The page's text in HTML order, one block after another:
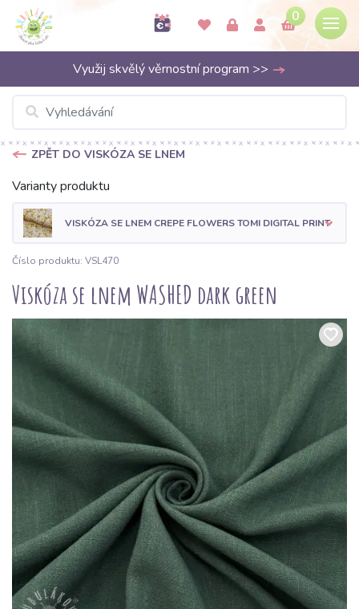
0
Využij skvělý věrnostní program >>
ZPĚT DO VISKÓZA SE LNEM
Varianty produktu
VISKÓZA SE LNEM CREPE FLOWERS TOMI DIGITAL PRINT
Číslo produktu: VSL470
Viskóza se lnem WASHED dark green